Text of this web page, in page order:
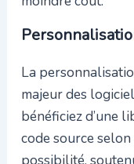
La
majeur des
bénéficiez d’une
code source
possibilité,